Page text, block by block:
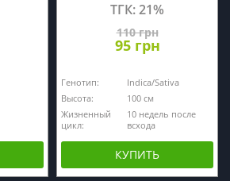
ТГК: 21%
110 грн
95 грн
Генотип:
Indica/Sativa
Высота:
100 см
Жизненный
цикл:
10 недель после
всхода
КУПИТЬ